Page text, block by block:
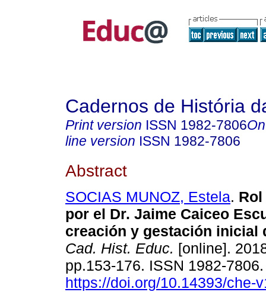
Cadernos de História
Print version ISSN 1982-7806
line version ISSN 1982-7806
Abstract
SOCIAS MUNOZ, Estela. Rol
por el Dr. Jaime Caiceo
creación y gestación inicial
Cad. Hist. Educ. [online].
pp.153-176. ISSN 1982-
https://doi.org/10.14393/che-